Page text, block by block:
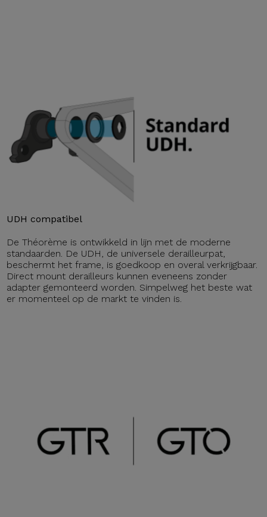
UDH compatibel
De Théorème is ontwikkeld in lijn met de moderne
standaarden. De UDH, de universele derailleurpat,
beschermt het frame, is goedkoop en overal verkrijgbaar.
Direct mount derailleurs kunnen eveneens zonder
adapter gemonteerd worden. Simpelweg het beste wat
er momenteel op de markt te vinden is.